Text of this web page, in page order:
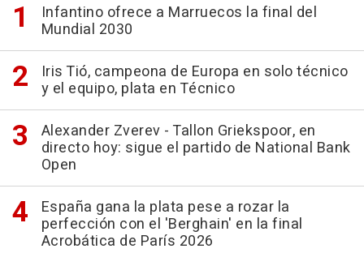
Infantino ofrece a Marruecos la final del
Mundial 2030
Iris Tió, campeona de Europa en solo técnico
y el equipo, plata en Técnico
Alexander Zverev - Tallon Griekspoor, en
directo hoy: sigue el partido de National Bank
Open
España gana la plata pese a rozar la
perfección con el 'Berghain' en la final
Acrobática de París 2026